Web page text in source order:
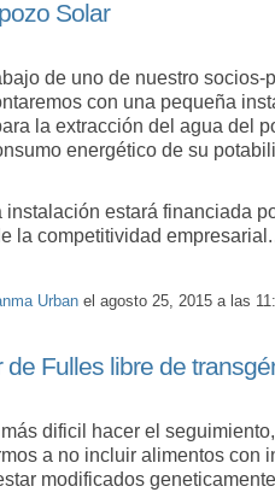
Solar
de uno de nuestro socios-
con una pequeña
la extracción del agua del
energético de su
instalación estará financiada
la competitividad
Urban el agosto 25, 2015 a las
de Fulles libre de
dificil hacer el
a no incluir alimentos con
modificados